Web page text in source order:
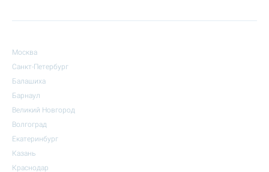
Москва
Санкт-Петербург
Балашиха
Барнаул
Великий Новгород
Волгоград
Екатеринбург
Казань
Краснодар